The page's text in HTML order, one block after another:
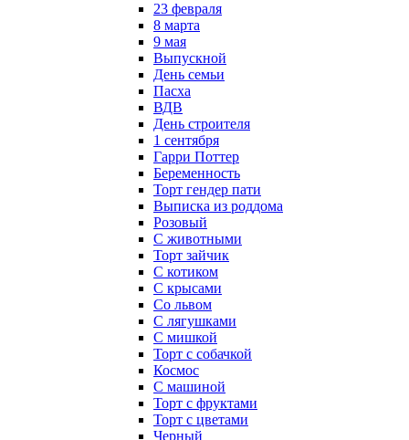
23 февраля
8 марта
9 мая
Выпускной
День семьи
Пасха
ВДВ
День строителя
1 сентября
Гарри Поттер
Беременность
Торт гендер пати
Выписка из роддома
Розовый
С животными
Торт зайчик
С котиком
С крысами
Со львом
С лягушками
С мишкой
Торт с собачкой
Космос
С машиной
Торт с фруктами
Торт с цветами
Черный